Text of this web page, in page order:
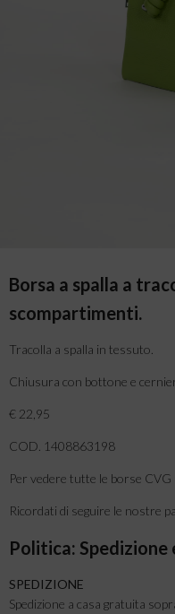
Borsa a spalla a
scompartimenti.
Tracolla a spalla in tessuto.
Chiusura con bottone e
€ 22,95
COD. 1408863198
Per vedere tutte le borse CVG
Ricordati di seguire le nostre
Politica: Spedizione
SPEDIZIONE
Spedizione a casa gratuita